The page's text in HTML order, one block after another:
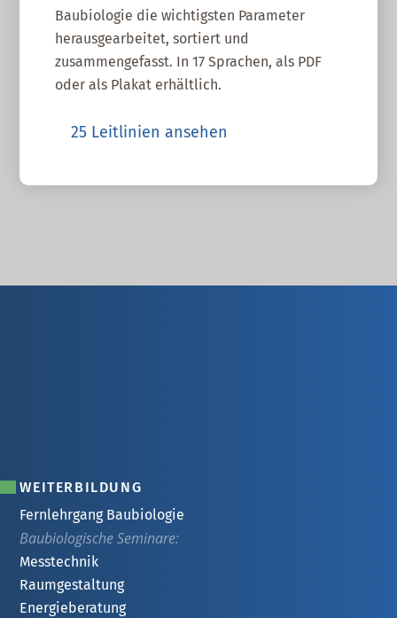
Baubiologie die wichtigsten Parameter
herausgearbeitet, sortiert und
zusammengefasst. In 17 Sprachen, als PDF
oder als Plakat erhältlich.
25 Leitlinien ansehen
WEITERBILDUNG
Fernlehrgang Baubiologie
Baubiologische Seminare:
Messtechnik
Raumgestaltung
Energieberatung